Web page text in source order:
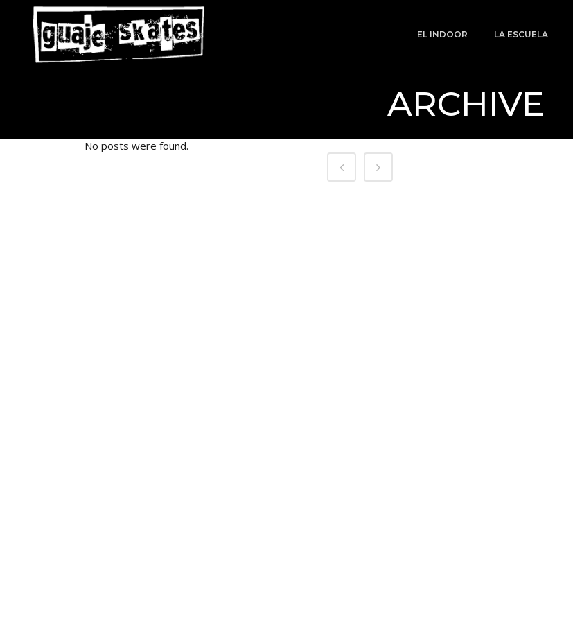
EL INDOOR LA ESCUELA
ARCHIVE
No posts were found.